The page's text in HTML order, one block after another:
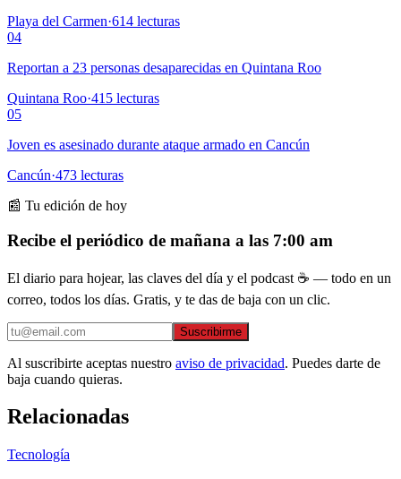
Playa del Carmen·614 lecturas
04
Reportan a 23 personas desaparecidas en Quintana Roo
Quintana Roo·415 lecturas
05
Joven es asesinado durante ataque armado en Cancún
Cancún·473 lecturas
📰 Tu edición de hoy
Recibe el periódico de mañana a las 7:00 am
El diario para hojear, las claves del día y el podcast ☕ — todo en un
correo, todos los días. Gratis, y te das de baja con un clic.
Suscribirme
Al suscribirte aceptas nuestro aviso de privacidad. Puedes darte de
baja cuando quieras.
Relacionadas
Tecnología